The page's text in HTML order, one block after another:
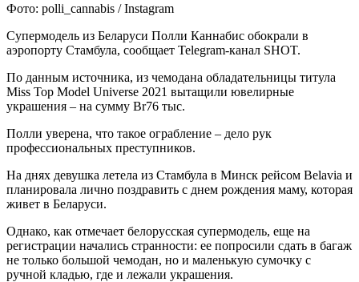
Фото: polli_cannabis / Instagram
Супермодель из Беларуси Полли Каннабис обокрали в
аэропорту Стамбула, сообщает Telegram-канал SHOT.
По данным источника, из чемодана обладательницы титула
Miss Top Model Universe 2021 вытащили ювелирные
украшения – на сумму Br76 тыс.
Полли уверена, что такое ограбление – дело рук
профессиональных преступников.
На днях девушка летела из Стамбула в Минск рейсом Belavia и
планировала лично поздравить с днем рождения маму, которая
живет в Беларуси.
Однако, как отмечает белорусская супермодель, еще на
регистрации начались странности: ее попросили сдать в багаж
не только большой чемодан, но и маленькую сумочку с
ручной кладью, где и лежали украшения.